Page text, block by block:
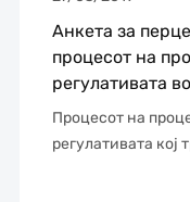
Анкета за
процесот на
регулативата
Процесот на
регулативата кој